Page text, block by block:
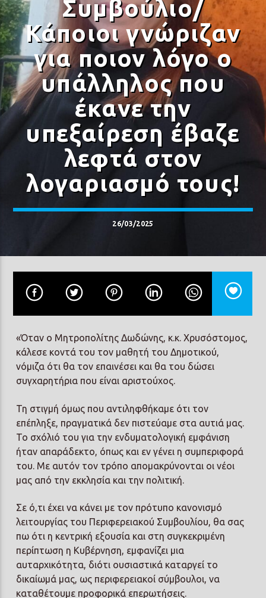
Prisma Radio 90,2
Συμβούλιο/
Κάποιοι γνώριζαν
για ποιον λόγο ο
υπάλληλος που
έκανε την
υπεξαίρεση έβαζε
λεφτά στον
λογαριασμό τους!
26/03/2025
«Όταν ο Μητροπολίτης Δωδώνης, κ.κ. Χρυσόστομος,
κάλεσε κοντά του τον μαθητή του Δημοτικού,
νόμιζα ότι θα τον επαινέσει και θα του δώσει
συγχαρητήρια που είναι αριστούχος.
Τη στιγμή όμως που αντιληφθήκαμε ότι τον
επέπληξε, πραγματικά δεν πιστεύαμε στα αυτιά μας.
Το σχόλιό του για την ενδυματολογική εμφάνιση
ήταν απαράδεκτο, όπως και εν γένει η συμπεριφορά
του. Με αυτόν τον τρόπο απομακρύνονται οι νέοι
μας από την εκκλησία και την πολιτική.
Σε ό,τι έχει να κάνει με τον πρότυπο κανονισμό
λειτουργίας του Περιφερειακού Συμβουλίου, θα σας
πω ότι η κεντρική εξουσία και στη συγκεκριμένη
περίπτωση η Κυβέρνηση, εμφανίζει μια
αυταρχικότητα, διότι ουσιαστικά καταργεί το
δικαίωμά μας, ως περιφερειακοί σύμβουλοι, να
καταθέτουμε προφορικά επερωτήσεις.